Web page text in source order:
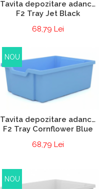
Tavita depozitare adanca
F2 Tray Jet Black
68,79 Lei
NOU
Tavita depozitare adanca
F2 Tray Cornflower Blue
68,79 Lei
NOU